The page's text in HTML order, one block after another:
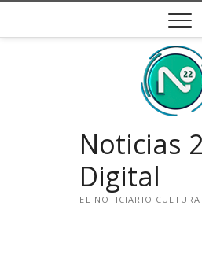
contenido
Noticias
Digital
EL NOTICIARIO